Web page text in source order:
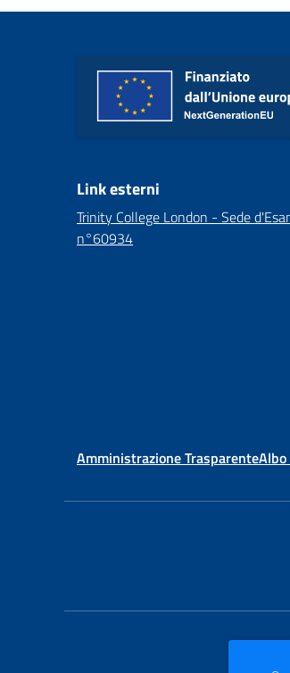
Link esterni
Trinity College London - Sede
n°60934
Amministrazione Trasparente